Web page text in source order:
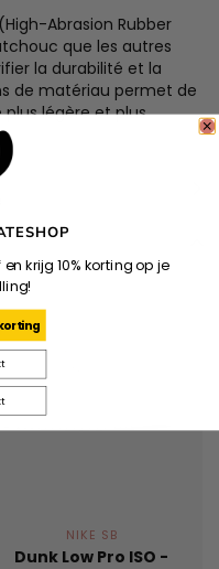
Abrasion Rubber
que les autres
la durabilité et la
de matériau permet de
légère et plus
NIKE SB
Dunk Low Pro ISO -
krijg 10% korting op je